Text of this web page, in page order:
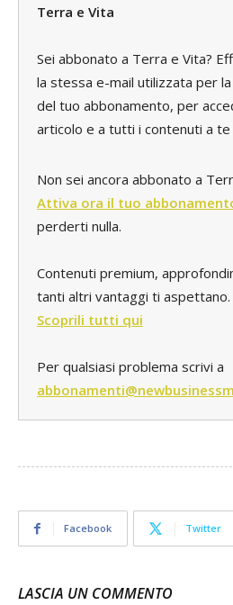
Terra e Vita
Sei abbonato a Terra e Vita?
la stessa e-mail utilizzata per
del tuo abbonamento, per
articolo e a tutti i contenuti a
Non sei ancora abbonato a
Attiva ora il tuo
perderti nulla.
Contenuti premium,
tanti altri vantaggi ti aspettano.
Scoprili tutti qui
Per qualsiasi problema scrivi a
Facebook Twitter
LASCIA UN COMMENTO